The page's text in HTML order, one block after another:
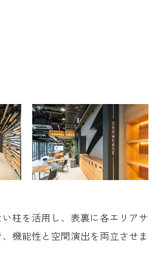
柱を活用し、表裏に各エリアサ
機能性と空間演出を両立させま